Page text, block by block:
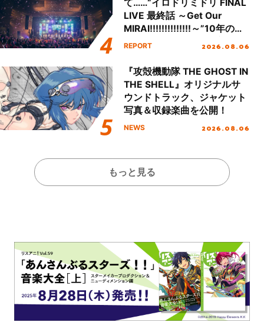
て……“イロドリミドリ FINAL
LIVE 最終話 ～Get Our
MIRAI!!!!!!!!!!!!!!～”10年の活
動を経てファイナルを迎える
REPORT 2026.08.06
『攻殻機動隊 THE GHOST IN
THE SHELL』オリジナルサ
ウンドトラック、ジャケット
写真＆収録楽曲を公開！
NEWS 2026.08.06
もっと見る